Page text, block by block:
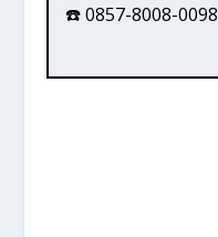
☎️ 0857-8008-0098